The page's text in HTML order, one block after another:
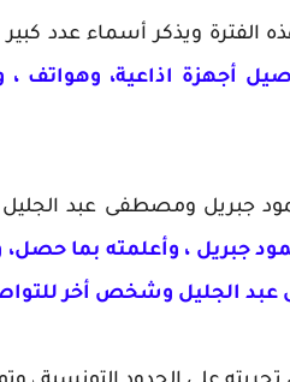
الفترة ويذكر أسماء عدد
أجهزة اذاعية، وهواتف ،
جبريل ومصطفى عبد
جبريل ، وأعلمته بما
عبد الجليل وشخص أخر